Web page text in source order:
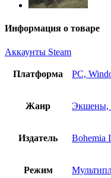
Информация о товаре
Аккаунты Steam
Платформа PC,
Жанр Экшены,
Издатель Bohemia
Режим